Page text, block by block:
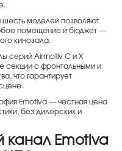
моделей позволяют
помещение и бюджет —
кинозала.
серий Airmotiv C и X
секции с фронтальными и
что гарантирует
Emotiva — честная цена
без дилерских и
канал Emotiva